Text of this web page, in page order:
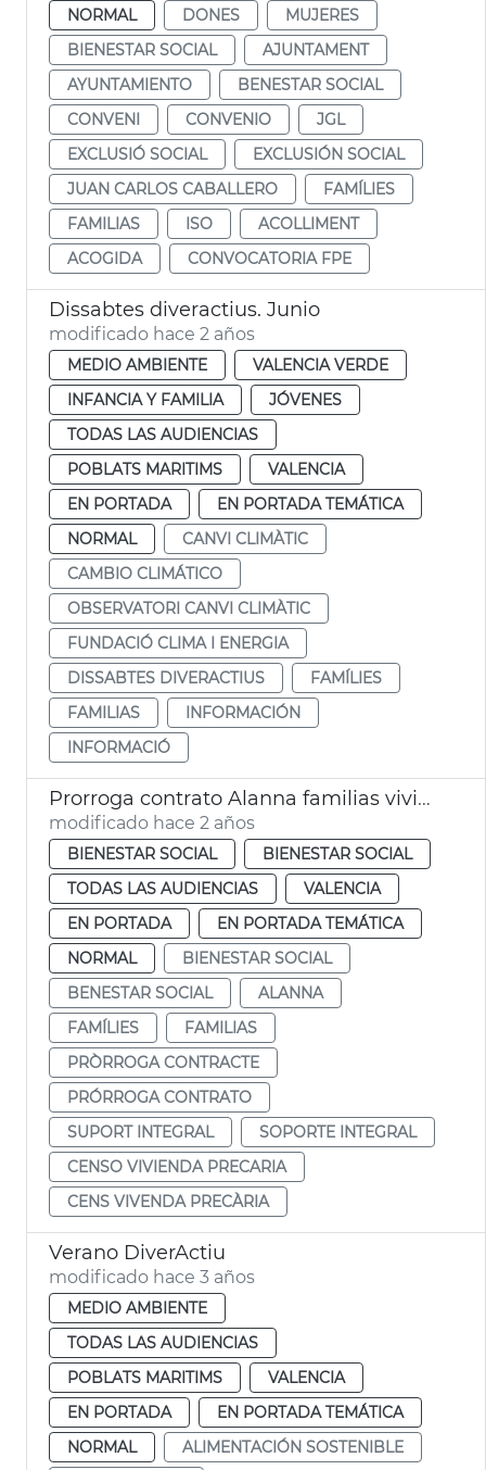
NORMAL DONES
MUJERES
BIENESTAR SOCIAL
AJUNTAMENT
AYUNTAMIENTO
BENESTAR SOCIAL
CONVENI
CONVENIO
JGL
EXCLUSIÓ SOCIAL
EXCLUSIÓN SOCIAL
JUAN CARLOS CABALLERO
FAMÍLIES
FAMILIAS
ISO
ACOLLIMENT
ACOGIDA
CONVOCATORIA FPE
Dissabtes diveractius. Junio
modificado hace 2 años
MEDIO AMBIENTE
VALENCIA VERDE
INFANCIA Y FAMILIA
JÓVENES
TODAS LAS AUDIENCIAS
POBLATS MARITIMS
VALENCIA
EN PORTADA
EN PORTADA TEMÁTICA
NORMAL
CANVI CLIMÀTIC
CAMBIO CLIMÁTICO
OBSERVATORI CANVI CLIMÀTIC
FUNDACIÓ CLIMA I ENERGIA
DISSABTES DIVERACTIUS
FAMÍLIES
FAMILIAS
INFORMACIÓN
INFORMACIÓ
Prorroga contrato Alanna familias vivienda precaria
modificado hace 2 años
BIENESTAR SOCIAL
BIENESTAR SOCIAL
TODAS LAS AUDIENCIAS
VALENCIA
EN PORTADA
EN PORTADA TEMÁTICA
NORMAL
BIENESTAR SOCIAL
BENESTAR SOCIAL
ALANNA
FAMÍLIES
FAMILIAS
PRÒRROGA CONTRACTE
PRÓRROGA CONTRATO
SUPORT INTEGRAL
SOPORTE INTEGRAL
CENSO VIVIENDA PRECARIA
CENS VIVENDA PRECÀRIA
Verano DiverActiu
modificado hace 3 años
MEDIO AMBIENTE
TODAS LAS AUDIENCIAS
POBLATS MARITIMS
VALENCIA
EN PORTADA
EN PORTADA TEMÁTICA
NORMAL
ALIMENTACIÓN SOSTENIBLE